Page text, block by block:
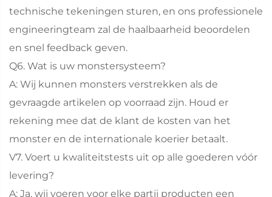
technische tekeningen sturen, en ons professionele
engineeringteam zal de haalbaarheid beoordelen
en snel feedback geven.
Q6. Wat is uw monstersysteem?
A: Wij kunnen monsters verstrekken als de
gevraagde artikelen op voorraad zijn. Houd er
rekening mee dat de klant de kosten van het
monster en de internationale koerier betaalt.
V7. Voert u kwaliteitstests uit op alle goederen vóór
levering?
A: Ja, wij voeren voor elke partij producten een